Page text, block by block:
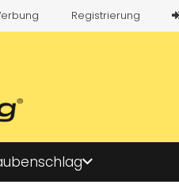
Registrierung